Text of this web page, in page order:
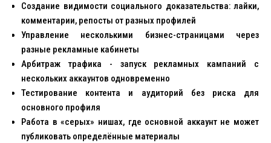
Создание видимости социального доказательства: лайки,
комментарии, репосты от разных профилей
Управление несколькими бизнес-страницами через
разные рекламные кабинеты
Арбитраж трафика - запуск рекламных кампаний с
нескольких аккаунтов одновременно
Тестирование контента и аудиторий без риска для
основного профиля
Работа в «серых» нишах, где основной аккаунт не может
публиковать определённые материалы